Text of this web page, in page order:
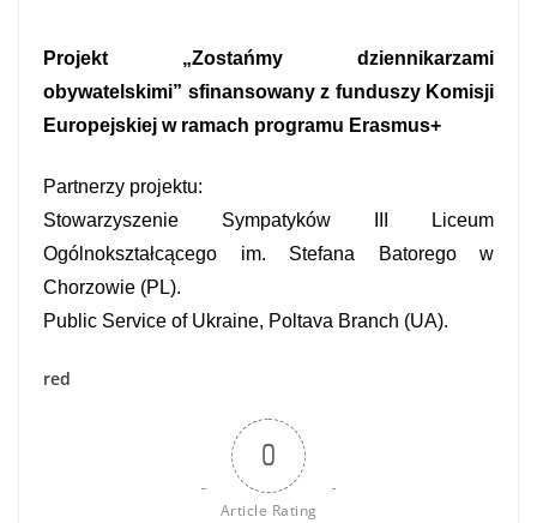
Projekt „Zostańmy dziennikarzami
obywatelskimi” sfinansowany z funduszy Komisji
Europejskiej w ramach programu Erasmus+
Partnerzy projektu:
Stowarzyszenie Sympatyków III Liceum
Ogólnokształcącego im. Stefana Batorego w
Chorzowie (PL).
Public Service of Ukraine, Poltava Branch (UA).
red
0
Article Rating